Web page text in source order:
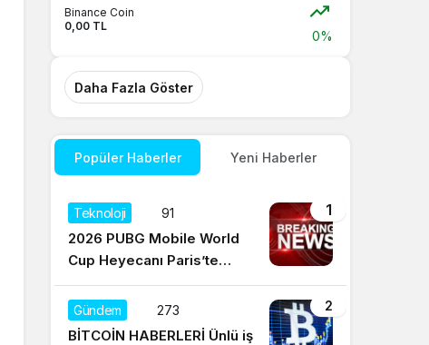
Binance Coin
0,00 TL
0%
Daha Fazla Göster
Popüler Haberler Yeni Haberler
1
Teknoloji 91
2026 PUBG Mobile World
Cup Heyecanı Paris’te
Başlıyor
2
Gündem 273
BİTCOİN HABERLERİ Ünlü iş